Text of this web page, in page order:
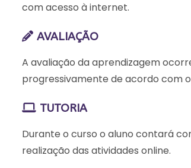
com acesso à internet.
AVALIAÇÃO
A avaliação da aprendizagem
progressivamente de acordo com
TUTORIA
Durante o curso o aluno contará
realização das atividades online.